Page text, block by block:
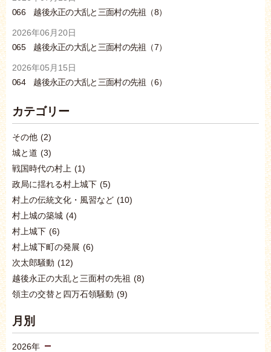
066 越後永正の大乱と三面村の先祖（8）
2026年06月20日
065 越後永正の大乱と三面村の先祖（7）
2026年05月15日
064 越後永正の大乱と三面村の先祖（6）
カテゴリー
その他 (2)
城と道 (3)
戦国時代の村上 (1)
政局に揺れる村上城下 (5)
村上の伝統文化・風習など (10)
村上城の築城 (4)
村上城下 (6)
村上城下町の発展 (6)
次太郎騒動 (12)
越後永正の大乱と三面村の先祖 (8)
領主の交替と四万石領騒動 (9)
月別
2026年